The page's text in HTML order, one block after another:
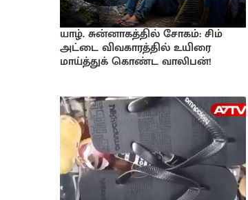
யாழ். சுன்னாகத்தில் சோகம்: சிம்
அட்டை விவகாரத்தில் உயிரை
மாய்த்துக் கொண்ட வாலிபன்!